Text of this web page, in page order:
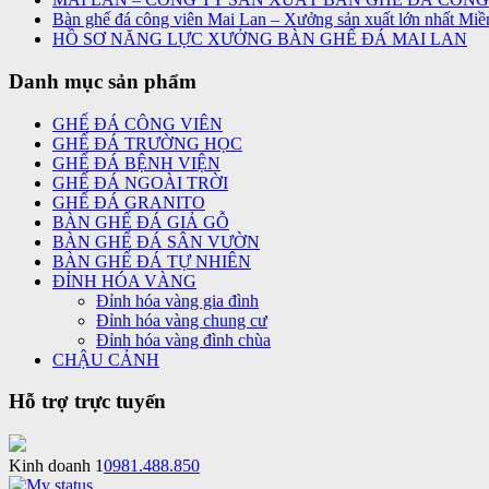
Bàn ghế đá công viên Mai Lan – Xưởng sản xuất lớn nhất
HỒ SƠ NĂNG LỰC XƯỞNG BÀN GHẾ ĐÁ MAI LAN
Danh mục sản phẩm
GHẾ ĐÁ CÔNG VIÊN
GHẾ ĐÁ TRƯỜNG HỌC
GHẾ ĐÁ BỆNH VIỆN
GHẾ ĐÁ NGOÀI TRỜI
GHẾ ĐÁ GRANITO
BÀN GHẾ ĐÁ GIẢ GỖ
BÀN GHẾ ĐÁ SÂN VƯỜN
BÀN GHẾ ĐÁ TỰ NHIÊN
ĐỈNH HÓA VÀNG
Đỉnh hóa vàng gia đình
Đỉnh hóa vàng chung cư
Đỉnh hóa vàng đình chùa
CHẬU CẢNH
Hỗ trợ trực tuyến
Kinh doanh 10981.488.850